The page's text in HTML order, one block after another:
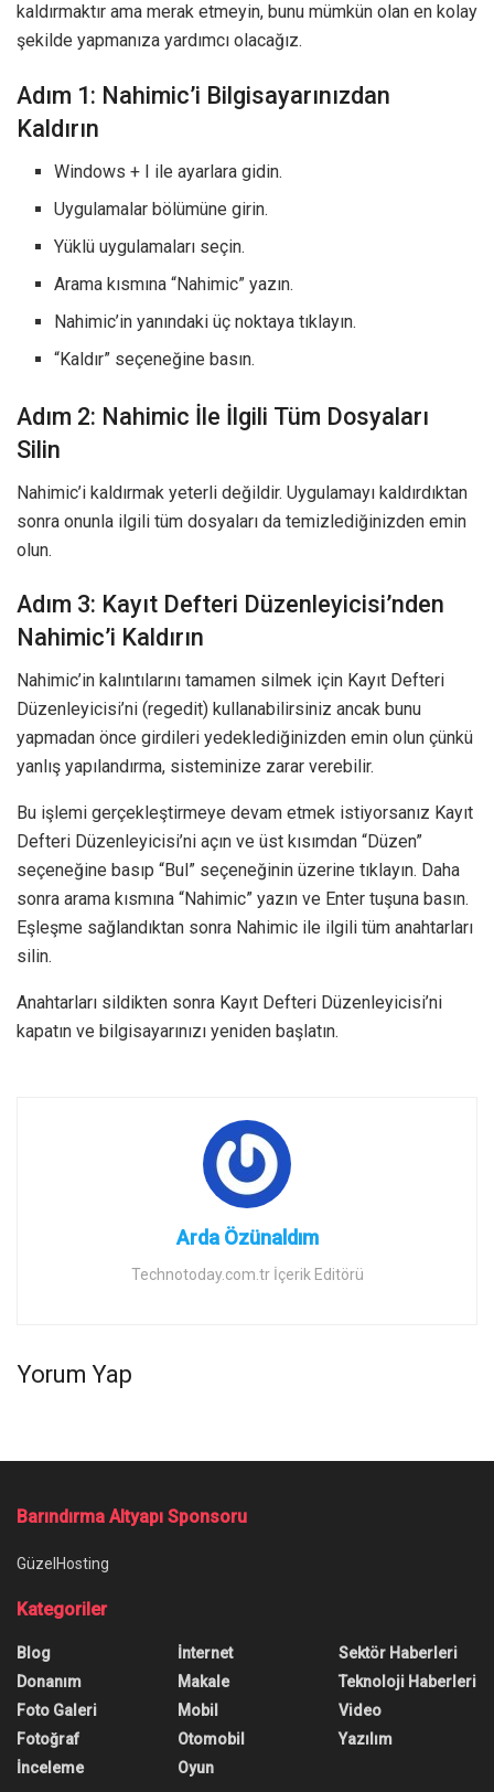
kaldırmaktır ama merak etmeyin, bunu mümkün olan en kolay
şekilde yapmanıza yardımcı olacağız.
Adım 1: Nahimic’i Bilgisayarınızdan
Kaldırın
Windows + I ile ayarlara gidin.
Uygulamalar bölümüne girin.
Yüklü uygulamaları seçin.
Arama kısmına “Nahimic” yazın.
Nahimic’in yanındaki üç noktaya tıklayın.
“Kaldır” seçeneğine basın.
Adım 2: Nahimic İle İlgili Tüm Dosyaları
Silin
Nahimic’i kaldırmak yeterli değildir. Uygulamayı kaldırdıktan
sonra onunla ilgili tüm dosyaları da temizlediğinizden emin
olun.
Adım 3: Kayıt Defteri Düzenleyicisi’nden
Nahimic’i Kaldırın
Nahimic’in kalıntılarını tamamen silmek için Kayıt Defteri
Düzenleyicisi’ni (regedit) kullanabilirsiniz ancak bunu
yapmadan önce girdileri yedeklediğinizden emin olun çünkü
yanlış yapılandırma, sisteminize zarar verebilir.
Bu işlemi gerçekleştirmeye devam etmek istiyorsanız Kayıt
Defteri Düzenleyicisi’ni açın ve üst kısımdan “Düzen”
seçeneğine basıp “Bul” seçeneğinin üzerine tıklayın. Daha
sonra arama kısmına “Nahimic” yazın ve Enter tuşuna basın.
Eşleşme sağlandıktan sonra Nahimic ile ilgili tüm anahtarları
silin.
Anahtarları sildikten sonra Kayıt Defteri Düzenleyicisi’ni
kapatın ve bilgisayarınızı yeniden başlatın.
Arda Özünaldım
Technotoday.com.tr İçerik Editörü
Yorum Yap
Barındırma Altyapı Sponsoru
GüzelHosting
Kategoriler
Blog
Donanım
Foto Galeri
Fotoğraf
İnceleme
İnternet
Makale
Mobil
Otomobil
Oyun
Sektör Haberleri
Teknoloji Haberleri
Video
Yazılım